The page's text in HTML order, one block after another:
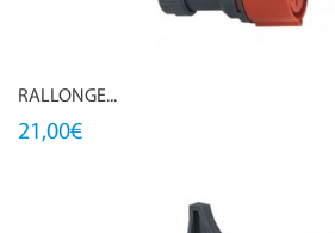
RALLONGE...
21,00€